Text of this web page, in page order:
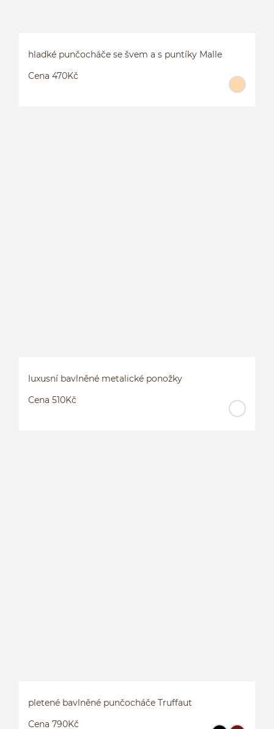
hladké punčocháče se švem a s puntíky Malle
Cena 470Kč
luxusní bavlněné metalické ponožky
Cena 510Kč
pletené bavlněné punčocháče Truffaut
Cena 790Kč